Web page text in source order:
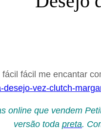
fácil me encantar
online que vendem
versão toda preta.